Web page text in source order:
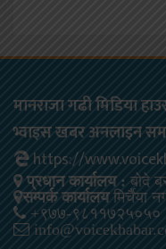
मानराजा गढी मिडिया
भ्वाइस खबर अनलाइन
https://
प्रधान कार्यालय : बोदे
सम्पर्क कार्यालयमिर्चैया
+९७७-९८११७२५०५०